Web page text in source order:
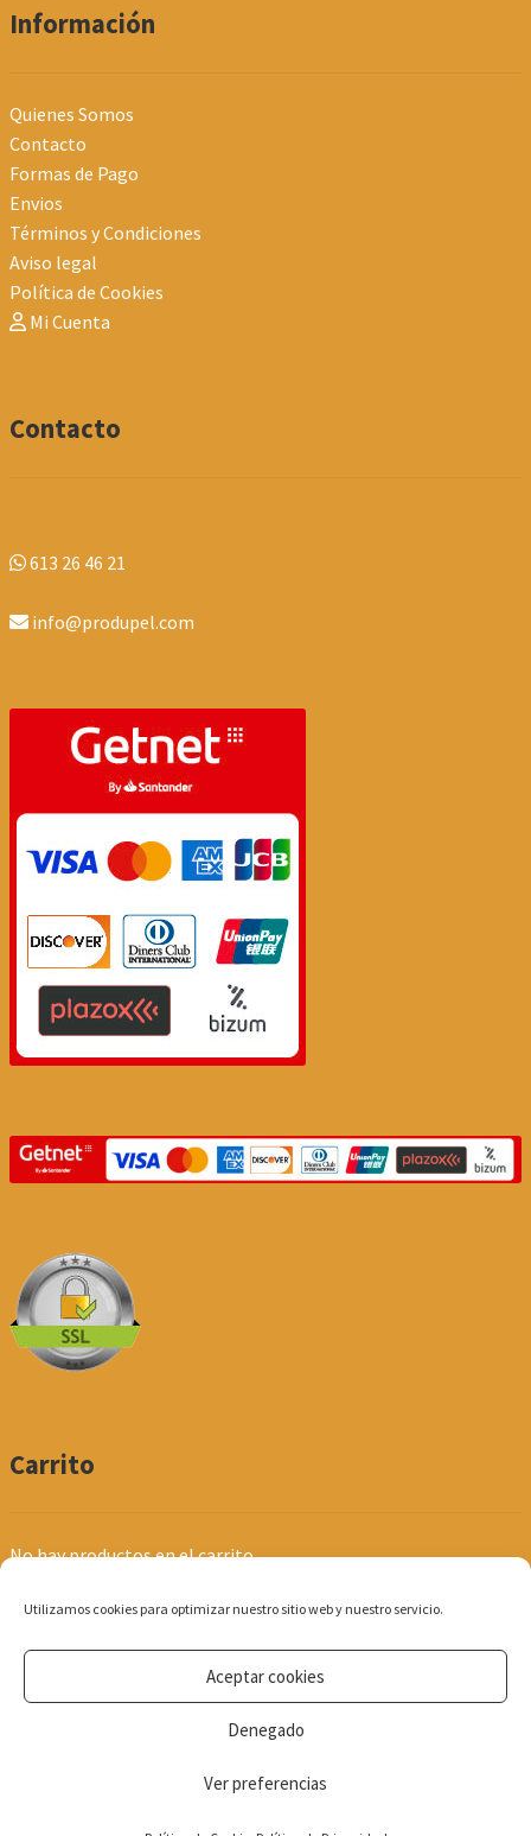
Utilizamos cookies para optimizar nuestro sitio web y nuestro servicio.
Aceptar cookies
Denegado
Ver preferencias
Información
Quienes Somos
Contacto
Formas de Pago
Envios
Términos y Condiciones
Aviso legal
Política de Cookies
Mi Cuenta
Contacto
613 26 46 21
info@produpel.com
Carrito
No hay productos en el carrito.
© Produpel | Productos de Peluquería y Estética 2026